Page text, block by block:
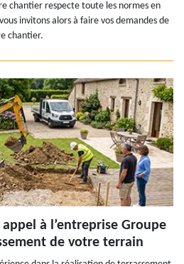
chantier respecte toute les normes en
invitons alors à faire vos demandes de
chantier.
à l’entreprise Groupe
de votre terrain